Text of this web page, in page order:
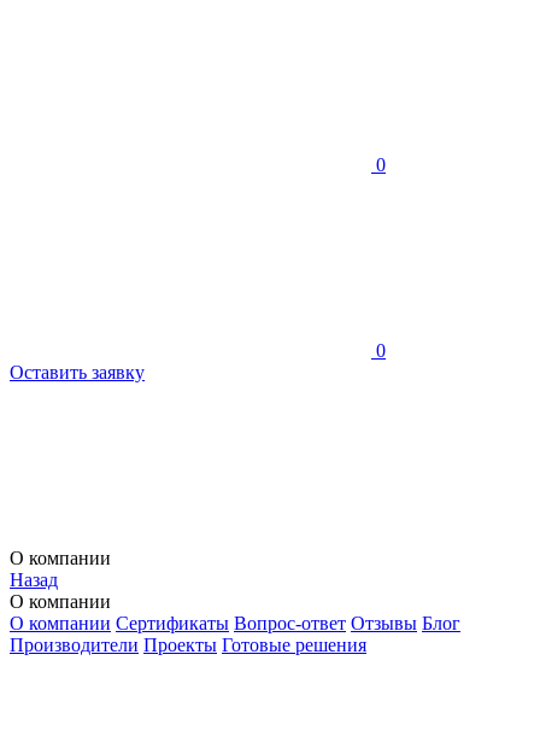
0
0
Оставить заявку
О компании
Назад
О компании
О компании Сертификаты Вопрос-ответ Отзывы Блог
Производители Проекты Готовые решения